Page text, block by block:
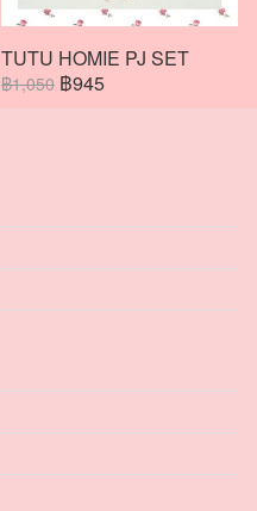
TUTU HOMIE PJ SET
฿1,050 ฿945